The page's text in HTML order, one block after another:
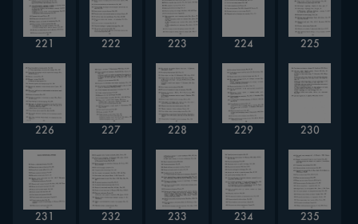
221 222 223 224 225
226 227 228 229 230
231 232 233 234 235